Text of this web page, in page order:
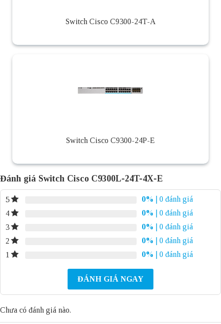
Switch Cisco C9300-24T-A
Switch Cisco C9300-24P-E
Đánh giá Switch Cisco C9300L-24T-4X-E
5 0%
| 0 đánh giá
4
0%
| 0 đánh giá
3
0%
| 0 đánh giá
2
0%
| 0 đánh giá
1
0% | 0 đánh giá
ĐÁNH GIÁ NGAY
Chưa có đánh giá nào.